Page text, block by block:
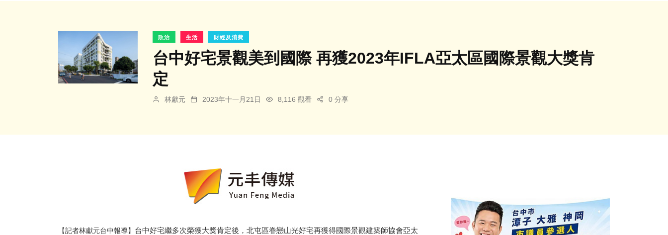
政治 生活 財經及消費
台中好宅景觀美到國際 再獲2023年IFLA亞太區國際景觀大獎肯
定
林獻元 2023年十一月21日 8,116 觀看 0 分享
【記者林獻元台中報導】 台中好宅繼多次榮獲大獎肯定後，北屯區眷戀山光好宅再獲得國際景觀建築師協會亞太